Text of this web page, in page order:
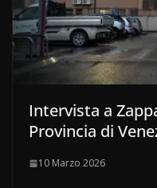
Intervista a
Provincia di
10 Marzo 2026